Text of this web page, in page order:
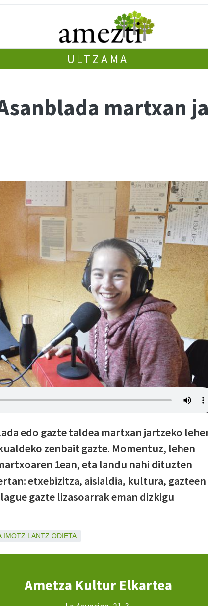
ULTZAMA
martxan
edo gazte taldea martxan jartzeko
zenbait gazte. Momentuz, lehen
1ean, eta landu nahi dituzten
etxebizitza, aisialdia, kultura, gazteen
gazte lizasoarrak eman dizkigu
IMOTZ LANTZ ODIETA
Ametza Kultur Elkartea